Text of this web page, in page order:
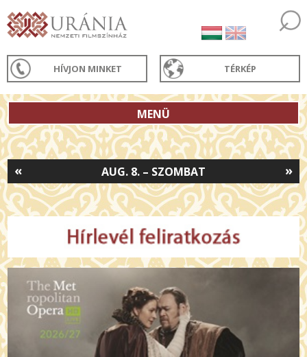
HÍVJON MINKET TÉRKÉP
MENÜ
»
AUG. 8. – SZOMBAT
«